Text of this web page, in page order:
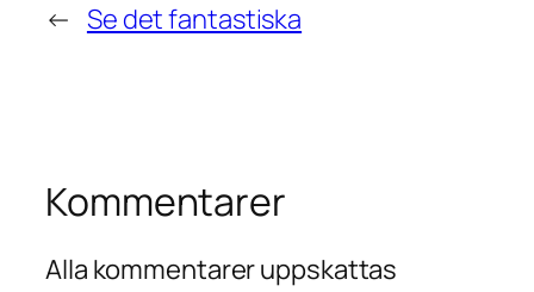
← Se det fantastiska
Kommentarer
Alla kommentarer uppskattas